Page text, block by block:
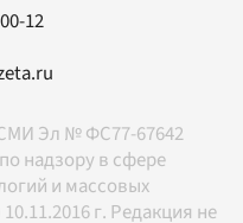
12
Эл № ФС77-67642
надзору в сфере
и массовых
г. Редакция не